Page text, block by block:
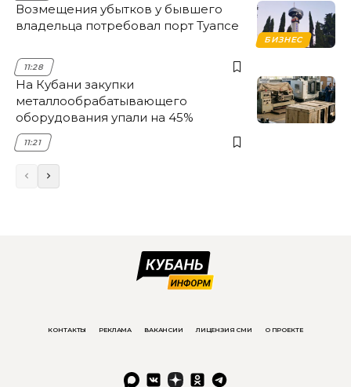
БИЗНЕС
Возмещения убытков у бывшего
владельца потребовал порт Туапсе
11:28
На Кубани закупки
металлообрабатывающего
оборудования упали на 45%
11:21
КОНТАКТЫ РЕКЛАМА ВАКАНСИИ ЛИЦЕНЗИЯ СМИ О ПРОЕКТЕ